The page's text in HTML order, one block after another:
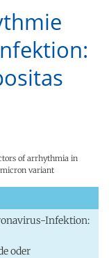
of arrhythmia in
variant
Infektion:
oder